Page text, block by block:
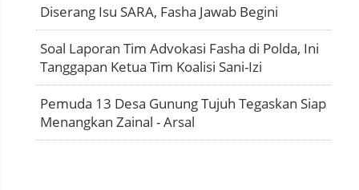
Diserang Isu SARA, Fasha Jawab Begini
Soal Laporan Tim Advokasi Fasha di Polda, Ini
Tanggapan Ketua Tim Koalisi Sani-Izi
Pemuda 13 Desa Gunung Tujuh Tegaskan Siap
Menangkan Zainal - Arsal